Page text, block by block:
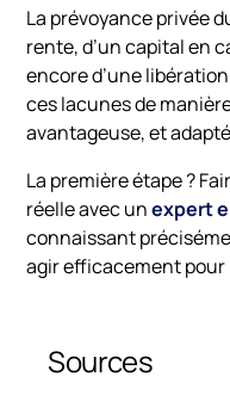
La prévoyance privée
rente, d’un capital en
encore d’une
ces lacunes de
avantageuse, et
La première étape ?
réelle avec unexpert
connaissant
agir efficacement pour
Sources